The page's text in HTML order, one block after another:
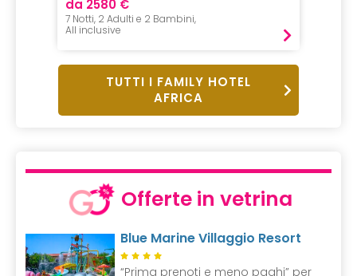
da 2580 €
7 Notti, 2 Adulti e 2 Bambini,
All inclusive
TUTTI I FAMILY HOTEL
AFRICA
Offerte in vetrina
Blue Marine Villaggio Resort
“Prima prenoti e meno paghi” per